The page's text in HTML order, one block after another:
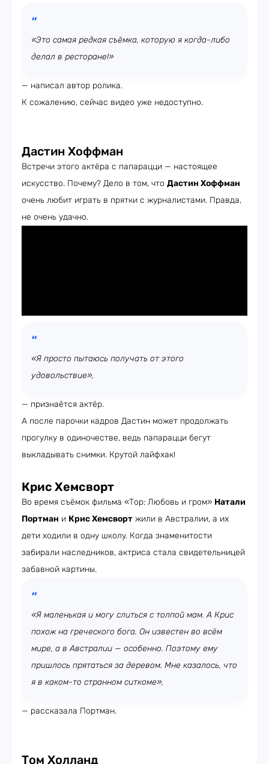
«Это самая редкая съёмка, которую я когда-либо
делал в ресторане!»
— написал автор ролика.
К сожалению, сейчас видео уже недоступно.
Дастин Хоффман
Встречи этого актёра с папарацци — настоящее
искусство. Почему? Дело в том, что Дастин Хоффман
очень любит играть в прятки с журналистами. Правда,
не очень удачно.
«Я просто пытаюсь получать от этого
удовольствие»,
— признаётся актёр.
А после парочки кадров Дастин может продолжать
прогулку в одиночестве, ведь папарацци бегут
выкладывать снимки. Крутой лайфхак!
Крис Хемсворт
Во время съёмок фильма «Тор: Любовь и гром» Натали
Портман и Крис Хемсворт жили в Австралии, а их
дети ходили в одну школу. Когда знаменитости
забирали наследников, актриса стала свидетельницей
забавной картины.
«Я маленькая и могу слиться с толпой мам. А Крис
похож на греческого бога. Он известен во всём
мире, а в Австралии — особенно. Поэтому ему
пришлось прятаться за деревом. Мне казалось, что
я в каком-то странном ситкоме»,
— рассказала Портман.
Том Холланд